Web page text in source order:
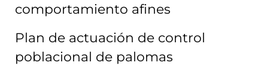
comportamiento afines
Plan de actuación de control
poblacional de palomas